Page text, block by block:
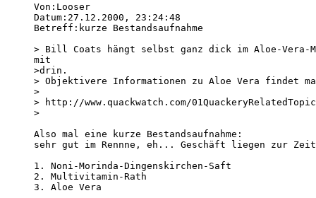
Von:Looser
Datum:27.12.2000, 23:24:48
Betreff:kurze Bestandsaufnahme
> Bill Coats hängt selbst ganz dick im Aloe-
mit
>drin.
> Objektivere Informationen zu Aloe Vera findet
>
> http://www.quackwatch.com/
>
Also mal eine kurze Bestandsaufnahme:
sehr gut im Rennne, eh... Geschäft liegen zur
1. Noni-Morinda-Dingenskirchen-Saft
2. Multivitamin-Rath
3. Aloe Vera